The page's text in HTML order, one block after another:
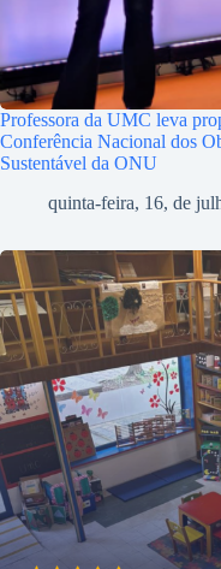
Professora da UMC leva
Conferência Nacional dos
Sustentável da ONU
quinta-feira, 16, de